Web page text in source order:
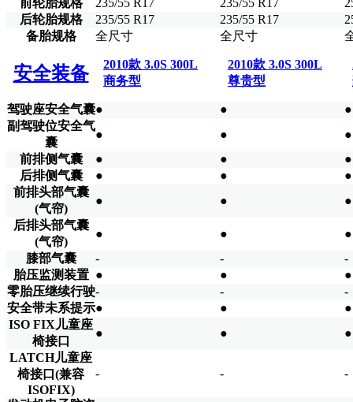
前轮胎规格
235/55 R17 235/55 R17
后轮胎规格
235/55 R17 235/55 R17
备胎规格
全尺寸 全尺寸
安全装备
2010款 3.0S 300L
商务型
2010款 3.0S 300L
尊贵型
驾驶座安全气囊● ●
●
副驾驶位安全气
囊
● ●
●
前排侧气囊
● ●
●
后排侧气囊
● ●
●
前排头部气囊
(气帘)
● ●
●
后排头部气囊
(气帘)
● ●
●
膝部气囊
- -
-
胎压监测装置 ● ●
●
零胎压继续行驶- -
-
安全带未系提示● ●
●
ISO FIX儿童座
椅接口
● ●
●
LATCH儿童座
椅接口(兼容
ISOFIX)
- - -